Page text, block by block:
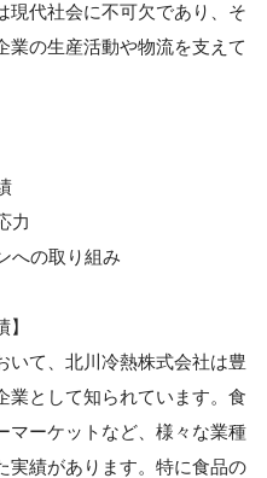
現代社会に不可欠であり、そ
業の生産活動や物流を支えて
力
への取り組み
いて、北川冷熱株式会社は豊
業として知られています。食
マーケットなど、様々な業種
実績があります。特に食品の